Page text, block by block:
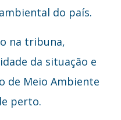
do país.
na tribuna,
da situação e
de Meio Ambiente
perto.